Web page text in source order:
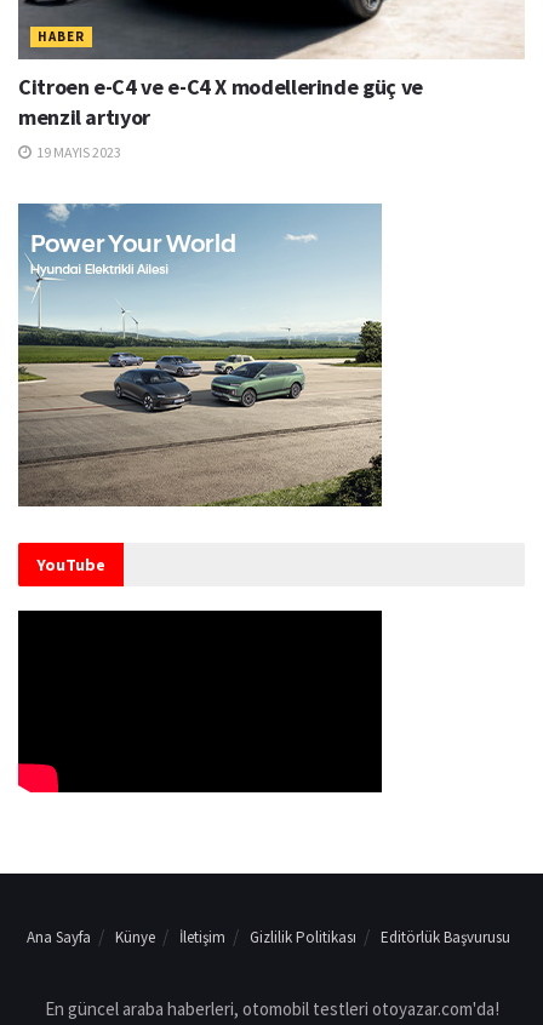
HABER
Citroen e-C4 ve e-C4 X modellerinde güç ve
menzil artıyor
19 MAYIS 2023
YouTube
Ana Sayfa Künye İletişim Gizlilik Politikası Editörlük Başvurusu
En güncel araba haberleri, otomobil testleri otoyazar.com'da!